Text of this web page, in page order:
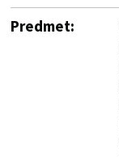
Predmet: